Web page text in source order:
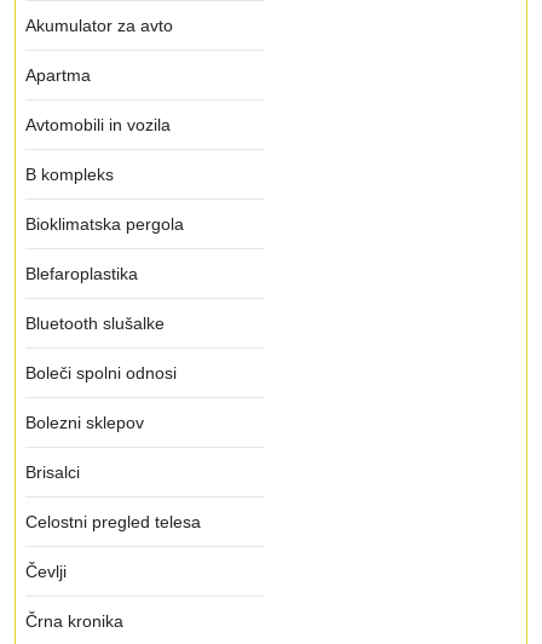
Akumulator za avto
Apartma
Avtomobili in vozila
B kompleks
Bioklimatska pergola
Blefaroplastika
Bluetooth slušalke
Boleči spolni odnosi
Bolezni sklepov
Brisalci
Celostni pregled telesa
Čevlji
Črna kronika